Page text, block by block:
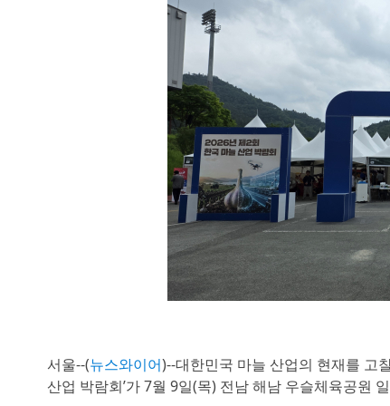
서울--(뉴스와이어)--대한민국 마늘 산업의 현재를 고
산업 박람회’가 7월 9일(목) 전남 해남 우슬체육공원